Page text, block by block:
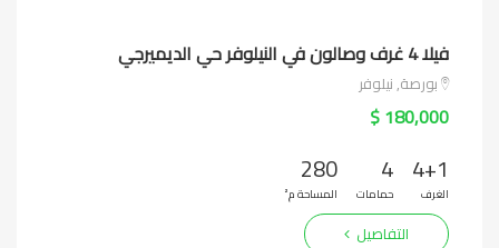
فيلا 4 غرف وصالون في النيلوفر حي الديميرجي
بورصة, نيلوفر
180,000 $
4+1
الغرف
4
حمامات
280
المساحة م²
التفاصيل